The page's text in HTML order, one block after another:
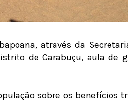
através da
de Carabuçu, aula de
sobre os benefícios